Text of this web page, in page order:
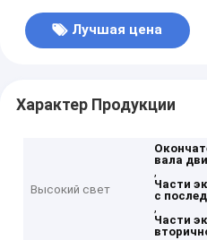
Лучшая цена
Характер Продукции
Высокий свет
вала
,
Части
с
,
Части